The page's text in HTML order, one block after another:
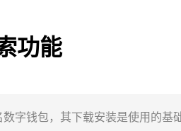
功能
字钱包，其下载安装是使用的